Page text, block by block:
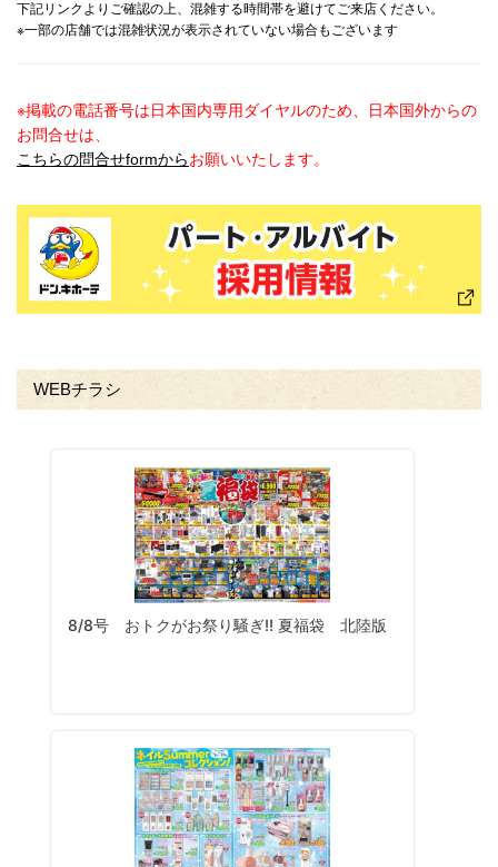
下記リンクよりご確認の上、混雑する時間帯を避けてご来店ください。
※一部の店舗では混雑状況が表示されていない場合もございます
※掲載の電話番号は日本国内専用ダイヤルのため、日本国外からの
お問合せは、
こちらの問合せformからお願いいたします。
WEBチラシ